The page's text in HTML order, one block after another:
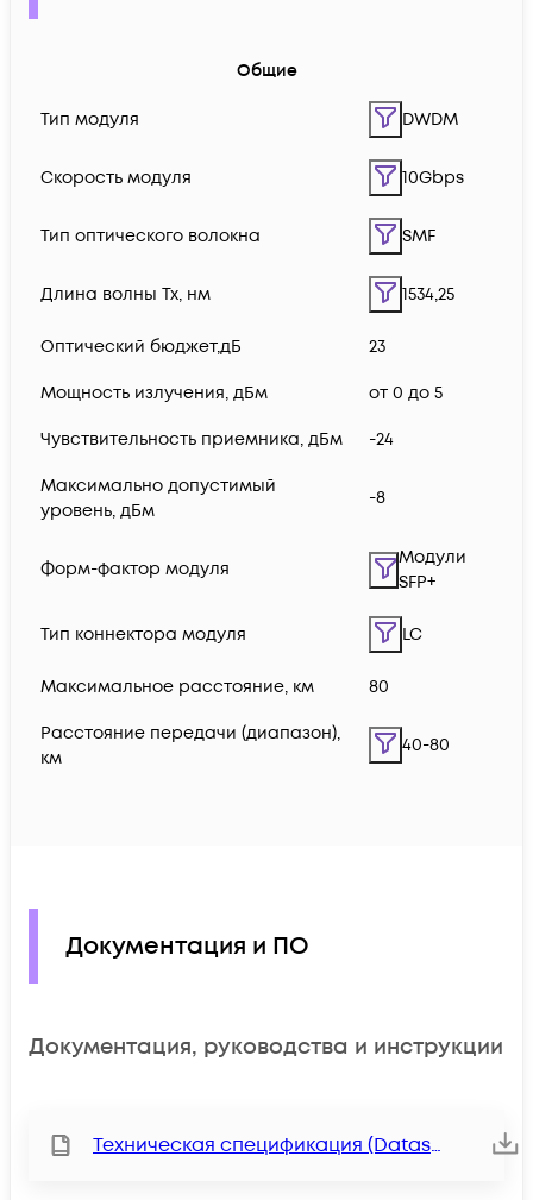
Общие
Тип модуля DWDM
Скорость модуля 10Gbps
Тип оптического волокна SMF
Длина волны Tx, нм 1534,25
Оптический бюджет,дБ 23
Мощность излучения, дБм от 0 до 5
Чувствительность приемника, дБм -24
Максимально допустимый
уровень, дБм
-8
Форм-фактор модуля
Модули
SFP+
Тип коннектора модуля LC
Максимальное расстояние, км 80
Расстояние передачи (диапазон),
км
40-80
Документация и ПО
Документация, руководства и инструкции
Техническая спецификация (Datasheet)